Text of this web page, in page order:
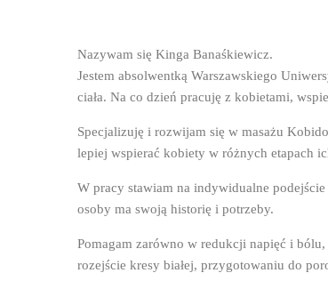
Nazywam się Kinga Banaśkiewicz.
Jestem absolwentką Warszawskiego
ciała. Na co dzień pracuję z kobietami,
Specjalizuję i rozwijam się w masażu
lepiej wspierać kobiety w różnych etapach
W pracy stawiam na indywidualne
osoby ma swoją historię i potrzeby.
Pomagam zarówno w redukcji napięć i
rozejście kresy białej, przygotowaniu do